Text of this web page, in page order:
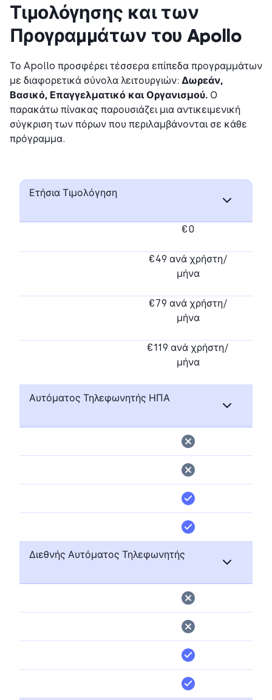
Τιμολόγησης και των
Προγραμμάτων του Apollo
Το Apollo προσφέρει τέσσερα επίπεδα προγραμμάτων
με διαφορετικά σύνολα λειτουργιών: Δωρεάν,
Βασικό, Επαγγελματικό και Οργανισμού. Ο
παρακάτω πίνακας παρουσιάζει μια αντικειμενική
σύγκριση των πόρων που περιλαμβάνονται σε κάθε
πρόγραμμα.
Ετήσια Τιμολόγηση
€0
€49 ανά χρήστη/
μήνα
€79 ανά χρήστη/
μήνα
€119 ανά χρήστη/
μήνα
Αυτόματος Τηλεφωνητής ΗΠΑ
Διεθνής Αυτόματος Τηλεφωνητής